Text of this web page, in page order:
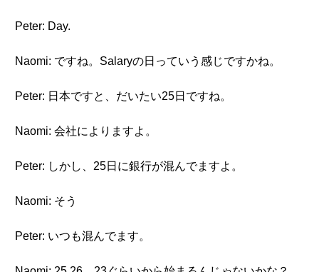
Peter: Day.
Naomi: ですね。Salaryの日っていう感じですかね。
Peter: 日本ですと、だいたい25日ですね。
Naomi: 会社によりますよ。
Peter: しかし、25日に銀行が混んでますよ。
Naomi: そう
Peter: いつも混んでます。